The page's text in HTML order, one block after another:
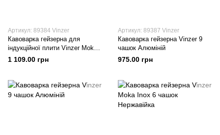
Артикул: 89384 Vinzer
Кавоварка гейзерна для
індукційної плити Vinzer Moka
Espresso Induction на 9 чашок
1 109.00 грн
Артикул: 89387 Vinzer
Кавоварка гейзерна Vinzer 9
чашок Алюміній
975.00 грн